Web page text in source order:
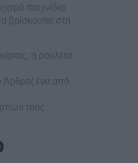
παιχνίδια
βρίσκονται στη
η ρουλέτα
Άρθρο( ένα από
τους